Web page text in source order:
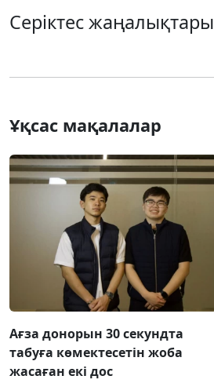
Серіктес жаңалықтары
Ұқсас мақалалар
Ағза донорын 30 секундта
табуға көмектесетін жоба
жасаған екі дос